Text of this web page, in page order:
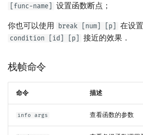
[func-name]
设置函数断点；
你也可以使用 break [num] [p] 在设
condition [id] [p] 接近的效果．
栈帧命令
命令 描述
info args 查看函数的参数